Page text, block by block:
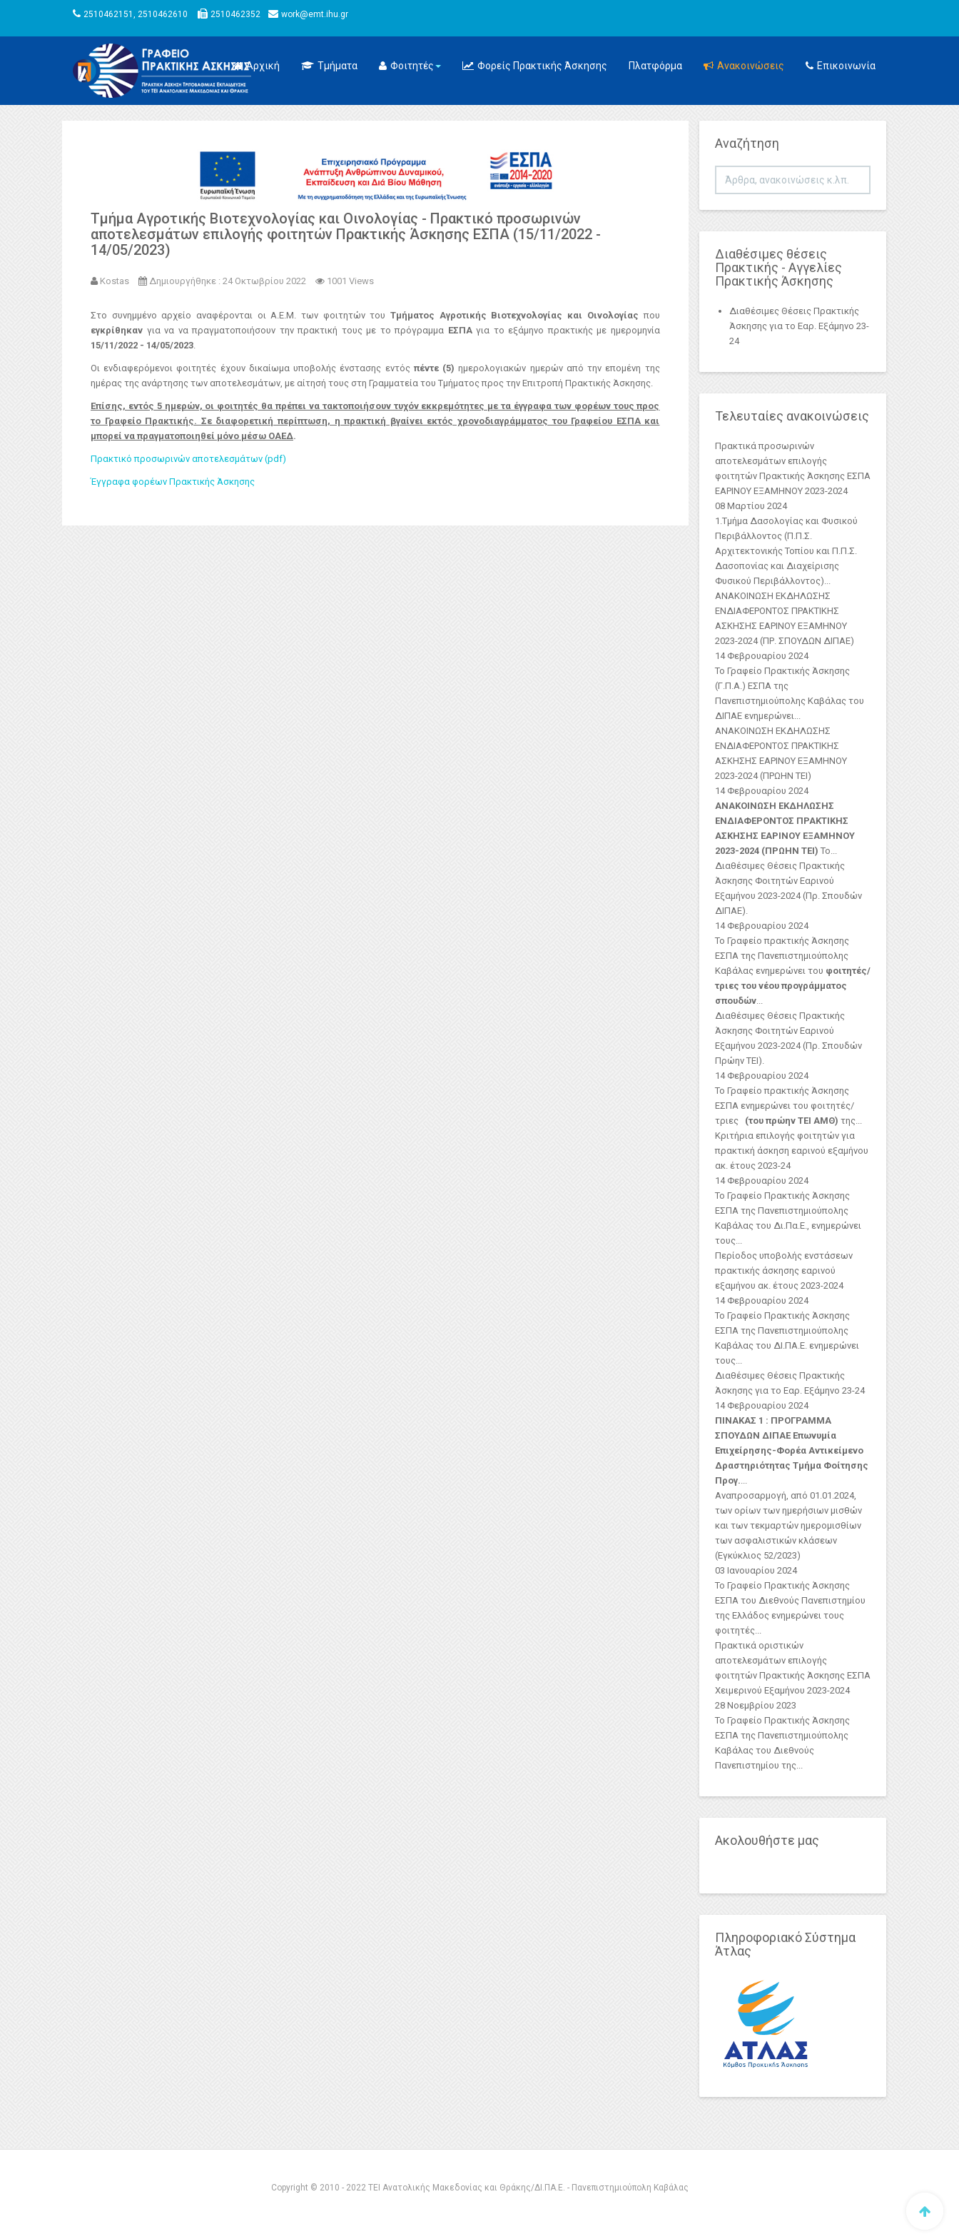
2510462151, 2510462610 2510462352 work@emt.ihu.gr
Αρχική Τμήματα Φοιτητές Φορείς Πρακτικής Άσκησης Πλατφόρμα Ανακοινώσεις Επικοινωνία
Τμήμα Αγροτικής Βιοτεχνολογίας και Οινολογίας - Πρακτικό προσωρινών
αποτελεσμάτων επιλογής φοιτητών Πρακτικής Άσκησης ΕΣΠΑ (15/11/2022 -
14/05/2023)
Kostas Δημιουργήθηκε : 24 Οκτωβρίου 2022 1001 Views
Στο συνημμένο αρχείο αναφέρονται οι Α.Ε.Μ. των φοιτητών τουΤμήματος Αγροτικής Βιοτεχνολογίας και Οινολογίας που
εγκρίθηκαν για να να πραγματοποιήσουν την πρακτική τους με το πρόγραμμα ΕΣΠΑγια το εξάμηνο πρακτικής με ημερομηνία
15/11/2022 - 14/05/2023.
Οι ενδιαφερόμενοι φοιτητές έχουν δικαίωμα υποβολής ένστασης εντός πέντε (5) ημερολογιακών ημερών από την επομένη της
ημέρας της ανάρτησης των αποτελεσμάτων, με αίτησή τους στη Γραμματεία του Τμήματος προς την Επιτροπή Πρακτικής Άσκησης.
Επίσης, εντός 5 ημερών, οι φοιτητές θα πρέπει να τακτοποιήσουν τυχόν εκκρεμότητες με τα έγγραφα των φορέων τους προς
το Γραφείο Πρακτικής. Σε διαφορετική περίπτωση, η πρακτική βγαίνει εκτός χρονοδιαγράμματος του Γραφείου ΕΣΠΑ και
μπορεί να πραγματοποιηθεί μόνο μέσω ΟΑΕΔ.
Πρακτικό προσωρινών αποτελεσμάτων (pdf)
Έγγραφα φορέων Πρακτικής Άσκησης
Αναζήτηση
Αναζήτηση...
Διαθέσιμες θέσεις
Πρακτικής - Αγγελίες
Πρακτικής Άσκησης
Διαθέσιμες Θέσεις Πρακτικής
Άσκησης για το Εαρ. Εξάμηνο 23-
24
Τελευταίες ανακοινώσεις
Πρακτικά προσωρινών
αποτελεσμάτων επιλογής
φοιτητών Πρακτικής Άσκησης ΕΣΠΑ
ΕΑΡΙΝΟΥ ΕΞΑΜΗΝΟΥ 2023-2024
08 Μαρτίου 2024
1.Τμήμα Δασολογίας και Φυσικού
Περιβάλλοντος (Π.Π.Σ.
Αρχιτεκτονικής Τοπίου και Π.Π.Σ.
Δασοπονίας και Διαχείρισης
Φυσικού Περιβάλλοντος)...
ΑΝΑΚΟΙΝΩΣΗ ΕΚΔΗΛΩΣΗΣ
ΕΝΔΙΑΦΕΡΟΝΤΟΣ ΠΡΑΚΤΙΚΗΣ
ΑΣKΗΣΗΣ ΕΑΡΙΝΟΥ ΕΞΑΜΗΝΟΥ
2023-2024 (ΠΡ. ΣΠΟΥΔΩΝ ΔΙΠΑΕ)
14 Φεβρουαρίου 2024
Το Γραφείο Πρακτικής Άσκησης
(Γ.Π.Α.) ΕΣΠΑ της
Πανεπιστημιούπολης Καβάλας του
ΔΙΠΑΕ ενημερώνει...
ΑΝΑΚΟΙΝΩΣΗ ΕΚΔΗΛΩΣΗΣ
ΕΝΔΙΑΦΕΡΟΝΤΟΣ ΠΡΑΚΤΙΚΗΣ
ΑΣΚΗΣΗΣ ΕΑΡΙΝΟΥ ΕΞΑΜΗΝΟΥ
2023-2024 (ΠΡΩΗΝ ΤΕΙ)
14 Φεβρουαρίου 2024
ΑΝΑΚΟΙΝΩΣΗ ΕΚΔΗΛΩΣΗΣ
ΕΝΔΙΑΦΕΡΟΝΤΟΣ ΠΡΑΚΤΙΚΗΣ
ΑΣΚΗΣΗΣ ΕΑΡΙΝΟΥ ΕΞΑΜΗΝΟΥ
2023-2024 (ΠΡΩΗΝ ΤΕΙ) Το...
Διαθέσιμες Θέσεις Πρακτικής
Άσκησης Φοιτητών Εαρινού
Εξαμήνου 2023-2024 (Πρ. Σπουδών
ΔΙΠΑΕ).
14 Φεβρουαρίου 2024
Το Γραφείο πρακτικής Άσκησης
ΕΣΠΑ της Πανεπιστημιούπολης
Καβάλας ενημερώνει του φοιτητές/
τριες του νέου προγράμματος
σπουδών...
Διαθέσιμες Θέσεις Πρακτικής
Άσκησης Φοιτητών Εαρινού
Εξαμήνου 2023-2024 (Πρ. Σπουδών
Πρώην ΤΕΙ).
14 Φεβρουαρίου 2024
Το Γραφείο πρακτικής Άσκησης
ΕΣΠΑ ενημερώνει του φοιτητές/
τριες (του πρώην ΤΕΙ ΑΜΘ) της...
Κριτήρια επιλογής φοιτητών για
πρακτική άσκηση εαρινού εξαμήνου
ακ. έτους 2023-24
14 Φεβρουαρίου 2024
Το Γραφείο Πρακτικής Άσκησης
ΕΣΠΑ της Πανεπιστημιούπολης
Καβάλας του Δι.Πα.Ε., ενημερώνει
τους...
Περίοδος υποβολής ενστάσεων
πρακτικής άσκησης εαρινού
εξαμήνου ακ. έτους 2023-2024
14 Φεβρουαρίου 2024
Το Γραφείο Πρακτικής Άσκησης
ΕΣΠΑ της Πανεπιστημιούπολης
Καβάλας του ΔΙ.ΠΑ.Ε. ενημερώνει
τους...
Διαθέσιμες Θέσεις Πρακτικής
Άσκησης για το Εαρ. Εξάμηνο 23-24
14 Φεβρουαρίου 2024
ΠΙΝΑΚΑΣ 1 : ΠΡΟΓΡΑΜΜΑ
ΣΠΟΥΔΩΝ ΔΙΠΑΕ Επωνυμία
Επιχείρησης-Φορέα Αντικείμενο
Δραστηριότητας Τμήμα Φοίτησης
Προγ....
Αναπροσαρμογή, από 01.01.2024,
των ορίων των ημερήσιων μισθών
και των τεκμαρτών ημερομισθίων
των ασφαλιστικών κλάσεων
(Εγκύκλιος 52/2023)
03 Ιανουαρίου 2024
Το Γραφείο Πρακτικής Άσκησης
ΕΣΠΑ του Διεθνούς Πανεπιστημίου
της Ελλάδος ενημερώνει τους
φοιτητές...
Πρακτικά οριστικών
αποτελεσμάτων επιλογής
φοιτητών Πρακτικής Άσκησης ΕΣΠΑ
Χειμερινού Εξαμήνου 2023-2024
28 Νοεμβρίου 2023
Το Γραφείο Πρακτικής Άσκησης
ΕΣΠΑ της Πανεπιστημιούπολης
Καβάλας του Διεθνούς
Πανεπιστημίου της...
Ακολουθήστε μας
Πληροφοριακό Σύστημα
Άτλας
Copyright © 2010 - 2022 ΤΕΙ Ανατολικής Μακεδονίας και Θράκης/ΔΙ.ΠΑ.Ε. - Πανεπιστημιούπολη Καβάλας